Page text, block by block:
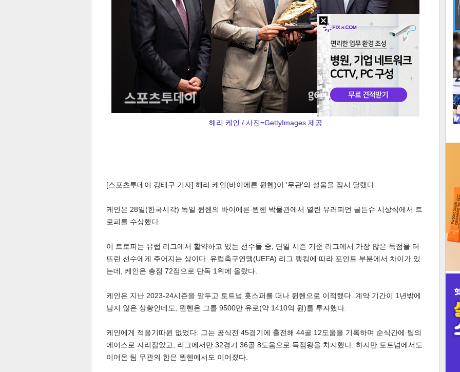
페이 트위 밴드 네이
댓글 url 복
해리 케인 / 사진=GettyImages 제공
[스포츠투데이 강태구 기자] 해리 케인(바이에른 뮌헨)이 '무관'의 설움을 잠시 달랬다.
케인은 28일(한국시각) 독일 뮌헨의 바이에른 뮌헨 박물관에서 열린 유러피언 골든슈 시상식에서 트
로피를 수상했다.
이 트로피는 유럽 리그에서 활약하고 있는 선수들 중, 단일 시즌 기준 리그에서 가장 많은 득점을 터
뜨린 선수에게 주어지는 상이다. 유럽축구연맹(UEFA) 리그 랭킹에 따라 포인트 부분에서 차이가 있
는데, 케인은 총점 72점으로 단독 1위에 올랐다.
케인은 지난 2023-24시즌을 앞두고 토트넘 홋스퍼를 떠나 뮌헨으로 이적했다. 계약 기간이 1년밖에
남지 않은 상황인데도, 뮌헨은 그를 9500만 유로(약 1410억 원)를 투자했다.
케인에게 적응기따윈 없었다. 그는 공식전 45경기에 출전해 44골 12도움을 기록하며 순식간에 팀의
에이스로 자리잡았고, 리그에서만 32경기 36골 8도움으로 득점왕을 차지했다. 하지만 토트넘에서도
이어온 팀 무관의 한은 뮌헨에서도 이어졌다.
연예
2